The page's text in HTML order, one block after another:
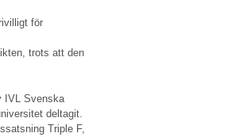
för
trots att den
IVL Svenska
deltagit.
Triple F,